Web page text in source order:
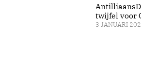
twijfel voor
3 JANUARI